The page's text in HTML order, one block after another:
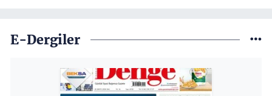
E-Dergiler